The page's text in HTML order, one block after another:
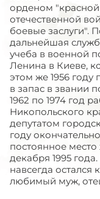
орденом
отечественной
боевые заслуги".
дальнейшая
учеба в военной
Ленина в Киеве,
этом же 1956 году
в запас в звании
1962 по 1974 год
Никопольского
депутатом
году
постоянное место
декабря 1995
навсегда
любимый муж,